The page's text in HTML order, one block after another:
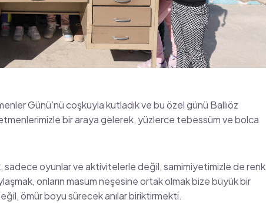
Günü’nü coşkuyla kutladık ve bu özel günü Ballıöz
bir araya gelerek, yüzlerce tebessüm ve bolca
sadece oyunlar ve aktivitelerle değil, samimiyetimizle de renk
onların masum neşesine ortak olmak bize büyük bir
ömür boyu sürecek anılar biriktirmekti.